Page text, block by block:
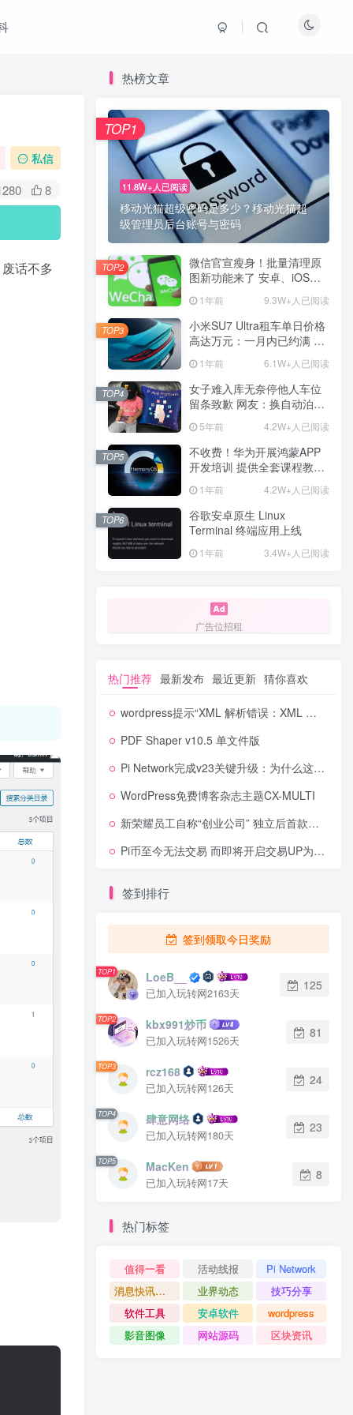
私信
8
话不多
热榜文章
11.8W+人已阅读
移动光猫超级密码是多少？移动光猫超
级管理员后台账号与密码
TOP1
微信官宣瘦身！批量清理原
图新功能来了 安卓、iOS均
1年前 9.3W+人已阅读
TOP2
小米SU7 Ultra租车单日价格
高达万元：一月内已约满 预
1年前 6.1W+人已阅读
TOP3
女子难入库无奈停他人车位
留条致歉 网友：换自动泊车
5年前 4.2W+人已阅读
TOP4
不收费！华为开展鸿蒙APP
开发培训 提供全套课程教学
1年前 4.2W+人已阅读
TOP5
谷歌安卓原生 Linux
Terminal 终端应用上线
1年前 3.4W+人已阅读
TOP6
广告位招租
热门推荐 最新发布 最近更新 猜你喜欢
wordpress提示“XML 解析错误：XML 或文本声明不在实体的开头”
PDF Shaper v10.5 单文件版
Pi Network完成v23关键升级：为什么这次节点更新被称为“最难升级之一”？
WordPress免费博客杂志主题CX-MULTI
新荣耀员工自称“创业公司” 独立后首款新机V40将于本月到来
Pi币至今无法交易 而即将开启交易UP为何备受青睐
签到排行
签到领取今日奖励
TOP1 LoeB__
已加入玩转网2163天
125
TOP2 kbx991炒币
已加入玩转网1526天
81
TOP3 rcz168
已加入玩转网126天
24
TOP4 肆意网络
已加入玩转网180天
23
TOP5 MacKen
已加入玩转网17天
8
热门标签
值得一看 活动线报
Pi Network
消息快讯查看更多 》》
业界动态
技巧分享
软件工具
安卓软件
wordpress
影音图像
网站源码 区块资讯